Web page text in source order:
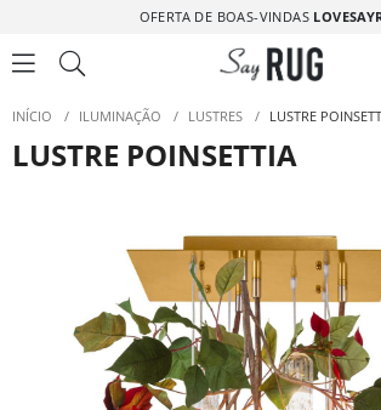
OFERTA DE BOAS-VINDAS
INÍCIO / ILUMINAÇÃO / LUSTRES / LUSTRE
LUSTRE POINSETTIA